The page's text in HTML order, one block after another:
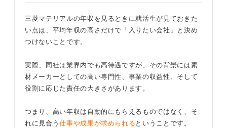
三菱マテリアルの年収を見るときに就活生が見ておきた
い点は、平均年収の高さだけで「入りたい会社」と決め
つけないことです。
実際、同社は業界内でも高待遇ですが、その背景には素
材メーカーとしての高い専門性、事業の収益性、そして
役割に応じた責任の大きさがあります。
つまり、高い年収は自動的にもらえるものではなく、そ
れに見合う仕事や成果が求められる ということです。